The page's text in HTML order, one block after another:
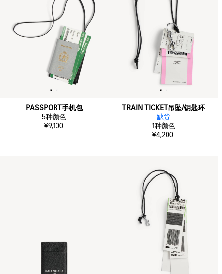
PASSPORT手机包
5种颜色
¥9,100
TRAIN TICKET吊坠/钥匙环
缺货
1种颜色
¥4,200